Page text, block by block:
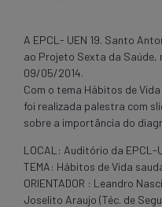
A EPCL- UEN 19. Santo
ao Projeto Sexta da Saúde,
09/05/2014.
Com o tema Hábitos de
foi realizada palestra com
sobre a importância do
LOCAL: Auditório da EPCL-
TEMA: Hábitos de Vida
ORIENTADOR : Leandro
Joselito Araujo (Téc. de